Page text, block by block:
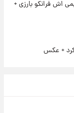
اش فرانکو بارزی +
کرد + عکس